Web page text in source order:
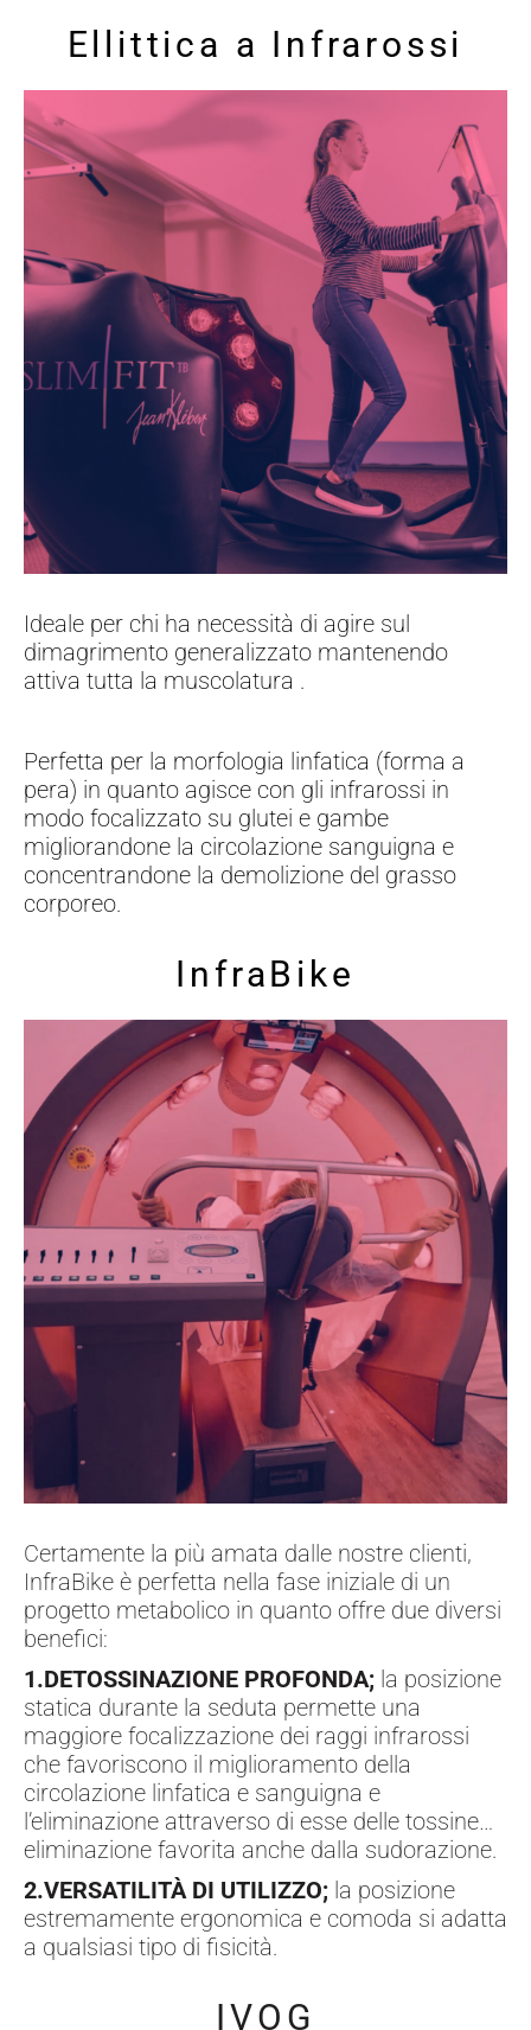
Ellittica a Infrarossi
Ideale per chi ha necessità di agire sul
dimagrimento generalizzato mantenendo
attiva tutta la muscolatura .
Perfetta per la morfologia linfatica (forma a
pera) in quanto agisce con gli infrarossi in
modo focalizzato su glutei e gambe
migliorandone la circolazione sanguigna e
concentrandone la demolizione del grasso
corporeo.
Certamente la più amata dalle nostre clienti,
InfraBike è perfetta nella fase iniziale di un
progetto metabolico in quanto offre due diversi
benefici:
1.DETOSSINAZIONE PROFONDA; la posizione
statica durante la seduta permette una
maggiore focalizzazione dei raggi infrarossi
che favoriscono il miglioramento della
circolazione linfatica e sanguigna e
l’eliminazione attraverso di esse delle tossine…
eliminazione favorita anche dalla sudorazione.
2.VERSATILITÀ DI UTILIZZO; la posizione
estremamente ergonomica e comoda si adatta
a qualsiasi tipo di fisicità.
InfraBike
IVOG